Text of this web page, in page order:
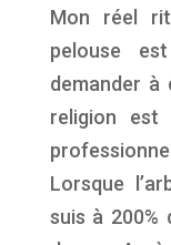
Mon réel
pelouse
demander à
religion
Lorsque
suis à